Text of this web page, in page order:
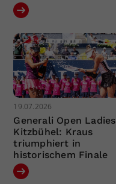
19.07.2026
Generali Open Ladies
Kitzbühel: Kraus
triumphiert in
historischem Finale